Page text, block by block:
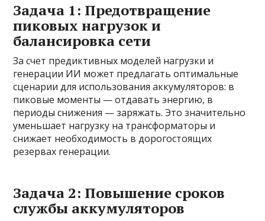
Задача 1: Предотвращение
пиковых нагрузок и
балансировка сети
За счет предиктивных моделей нагрузки и
генерации ИИ может предлагать оптимальные
сценарии для использования аккумуляторов: в
пиковые моменты — отдавать энергию, в
периоды снижения — заряжать. Это значительно
уменьшает нагрузку на трансформаторы и
снижает необходимость в дорогостоящих
резервах генерации.
Задача 2: Повышение сроков
службы аккумуляторов